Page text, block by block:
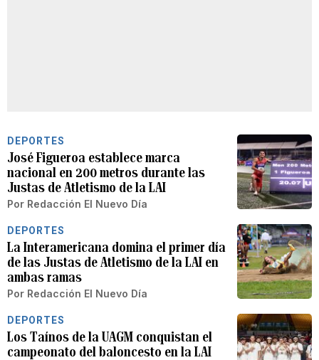
DEPORTES
José Figueroa establece marca
nacional en 200 metros durante las
Justas de Atletismo de la LAI
Por Redacción El Nuevo Día
DEPORTES
La Interamericana domina el primer día
de las Justas de Atletismo de la LAI en
ambas ramas
Por Redacción El Nuevo Día
DEPORTES
Los Taínos de la UAGM conquistan el
campeonato del baloncesto en la LAI